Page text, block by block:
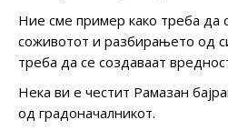
Ние сме пример како треба да
соживотот и разбирањето од
треба да се создаваат
Нека ви е честит Рамазан
од градоначалникот.